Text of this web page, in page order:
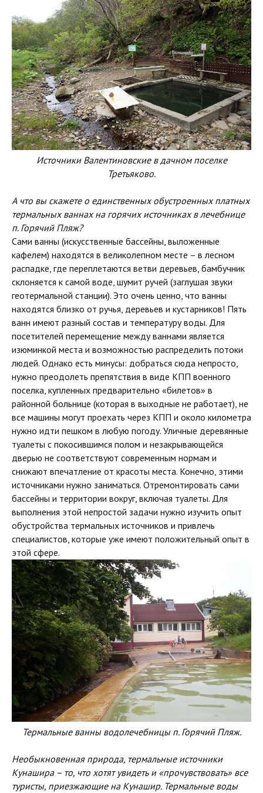
Источники Валентиновские в дачном поселке
Третьяково.
А что вы скажете о единственных обустроенных платных
термальных ваннах на горячих источниках в лечебнице
п. Горячий Пляж?
Сами ванны (искусственные бассейны, выложенные
кафелем) находятся в великолепном месте – в лесном
распадке, где переплетаются ветви деревьев, бамбучник
склоняется к самой воде, шумит ручей (заглушая звуки
геотермальной станции). Это очень ценно, что ванны
находятся близко от ручья, деревьев и кустарников! Пять
ванн имеют разный состав и температуру воды. Для
посетителей перемещение между ваннами является
изюминкой места и возможностью распределить потоки
людей. Однако есть минусы: добраться сюда непросто,
нужно преодолеть препятствия в виде КПП военного
поселка, купленных предварительно «билетов» в
районной больнице (которая в выходные не работает), не
все машины могут проехать через КПП и около километра
нужно идти пешком в любую погоду. Уличные деревянные
туалеты с покосившимся полом и незакрывающейся
дверью не соответствуют современным нормам и
снижают впечатление от красоты места. Конечно, этими
источниками нужно заниматься. Отремонтировать сами
бассейны и территории вокруг, включая туалеты. Для
выполнения этой непростой задачи нужно изучить опыт
обустройства термальных источников и привлечь
специалистов, которые уже имеют положительный опыт в
этой сфере.
Термальные ванны водолечебницы п. Горячий Пляж.
Необыкновенная природа, термальные источники
Кунашира – то, что хотят увидеть и «прочувствовать» все
туристы, приезжающие на Кунашир. Термальные воды